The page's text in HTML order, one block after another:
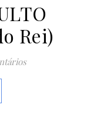
Rei)